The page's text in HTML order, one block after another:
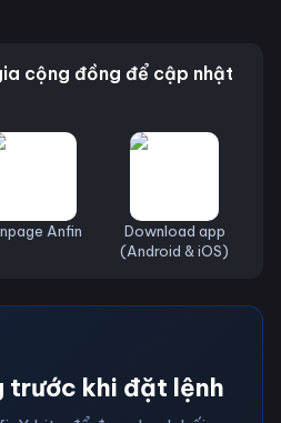
cộng đồng để cập nhật
Anfin
Download app
(Android & iOS)
trước khi đặt lệnh